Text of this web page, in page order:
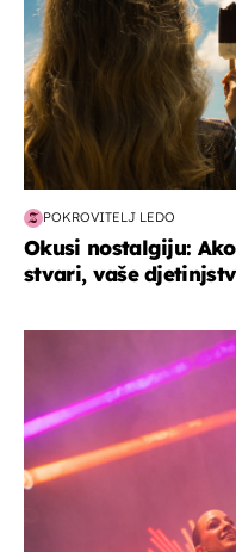
POKROVITELJ LEDO
Okusi nostalgiju:
stvari, vaše